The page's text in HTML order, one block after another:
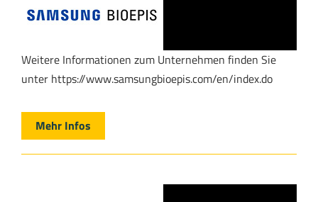
Weitere Informationen zum Unternehmen finden Sie
unter https://www.samsungbioepis.com/en/index.do
Mehr Infos